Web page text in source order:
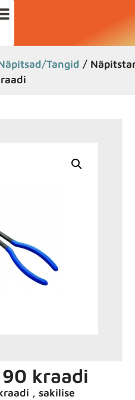
Tangid /
kraadi
, sakilise